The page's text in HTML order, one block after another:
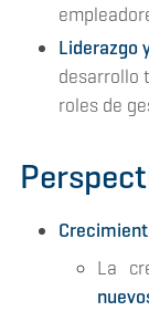
Liderazgo
desarrollo
roles de
La